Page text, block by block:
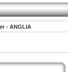
- ANGLIA